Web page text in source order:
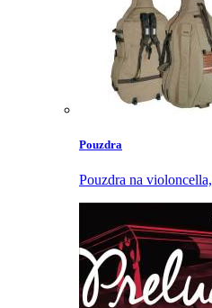
Pouzdra
Pouzdra na violoncella,